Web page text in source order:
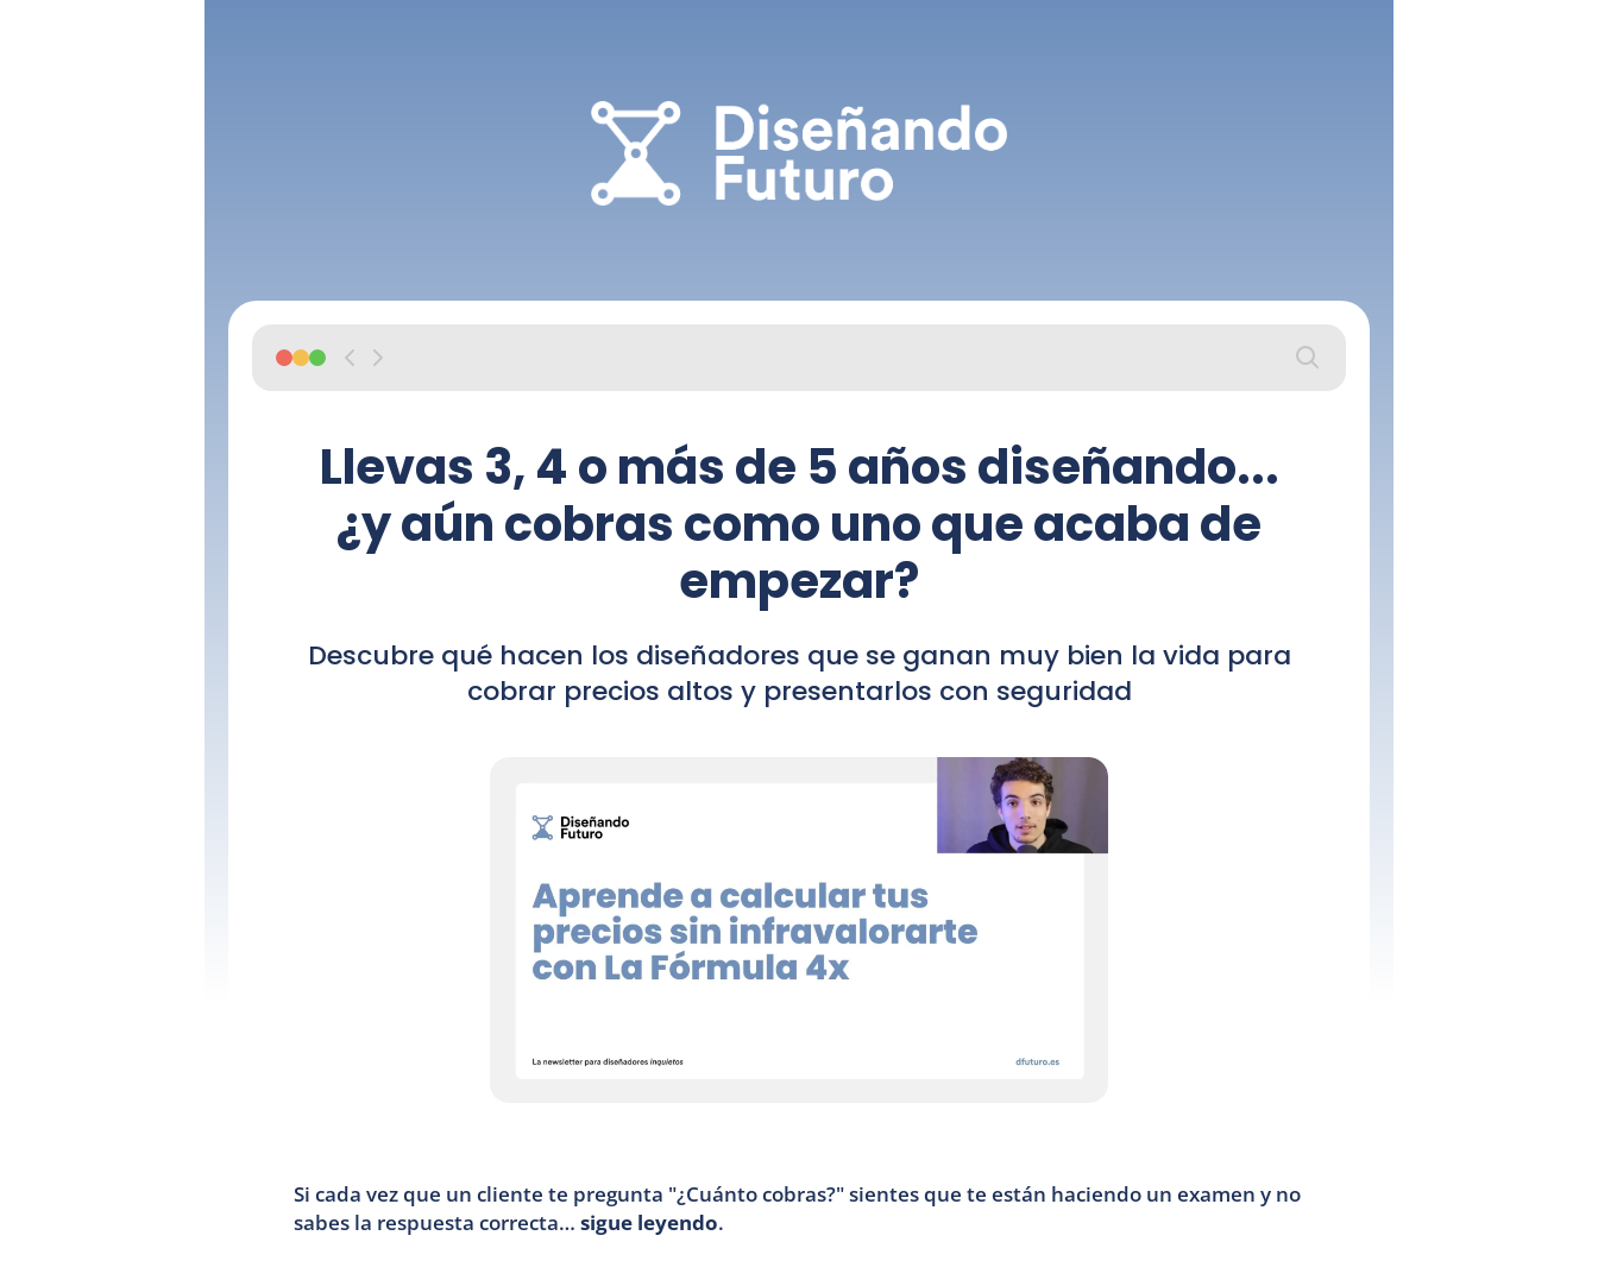
Llevas 3, 4 o más de 5 años diseñando...
¿y aún cobras como uno que acaba de
empezar?
Descubre qué hacen los diseñadores que se ganan muy bien la vida para
cobrar precios altos y presentarlos con seguridad
Si cada vez que un cliente te pregunta "¿Cuánto cobras?" sientes que te están haciendo un examen y no
sabes la respuesta correcta… sigue leyendo.